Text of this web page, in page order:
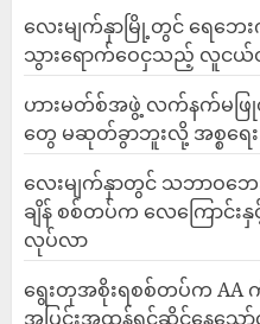
လေးမျက်နှာမြို့တွင် ရေဘေ
သွားရောက်ဝေငှသည့် လူငယ်တ
ဟားမတ်စ်အဖွဲ့ လက်နက်မဖြု
တွေ မဆုတ်ခွာဘူးလို့ အစ္စရေး
လေးမျက်နှာတွင် သဘာဝဘေ
ချိန် စစ်တပ်က လေကြောင်
လုပ်လာ
ရွေးတုအစိုးရစစ်တပ်က AA ကို
အပြင်းအထန်ရင်ဆိုင်နေသေ